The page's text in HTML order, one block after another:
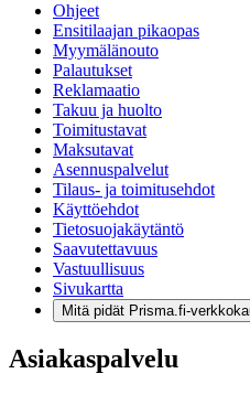
Ohjeet
Ensitilaajan pikaopas
Myymälänouto
Palautukset
Reklamaatio
Takuu ja huolto
Toimitustavat
Maksutavat
Asennuspalvelut
Tilaus- ja toimitusehdot
Käyttöehdot
Tietosuojakäytäntö
Saavutettavuus
Vastuullisuus
Sivukartta
Mitä pidät Prisma.fi-
Asiakaspalvelu